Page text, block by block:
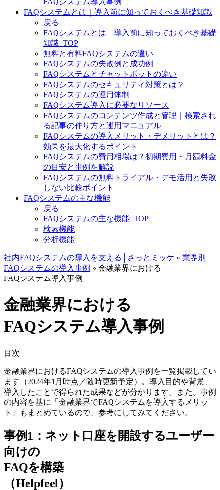
FAQシステム導入事例
FAQシステムとは｜導入前に知っておくべき基礎知識
戻る
FAQシステムとは｜導入前に知っておくべき基礎
知識_TOP
無料と有料FAQシステムの違い
FAQシステムの失敗例と成功例
FAQシステムとチャットボットの違い
FAQシステムのセキュリティ対策とは？
FAQシステムの運用体制
FAQシステム導入に必要なリソース
FAQシステムのコンテンツ作成と管理｜検索され
る記事の作り方と運用マニュアル
FAQシステムの導入メリット・デメリットとは？
効果を最大化するポイント
FAQシステムの費用相場は？初期費用・月額料金
の目安と事例を解説
FAQシステムの無料トライアル・デモ活用と失敗
しない比較ポイント
FAQシステムの主な機能
戻る
FAQシステムの主な機能_TOP
検索機能
分析機能
社内FAQシステムの導入を支える│さっとミッケ » 業界別
FAQシステムの導入事例 » 金融業界における
FAQシステム導入事例
金融業界における
FAQシステム導入事例
目次
金融業界におけるFAQシステムの導入事例を一覧掲載してい
ます（2024年1月時点／随時更新予定）。導入目的や背景、
導入したことで得られた成果などが分かります。また、事例
の内容を基に「金融業界でFAQシステムを導入するメリッ
ト」もまとめているので、参考にしてみてください。
事例1：ネット口座を開設するユーザー
向けの
FAQを構築
（Helpfeel）